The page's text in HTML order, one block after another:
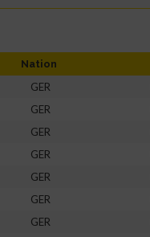
Nation
GER
GER
GER
GER
GER
GER
GER